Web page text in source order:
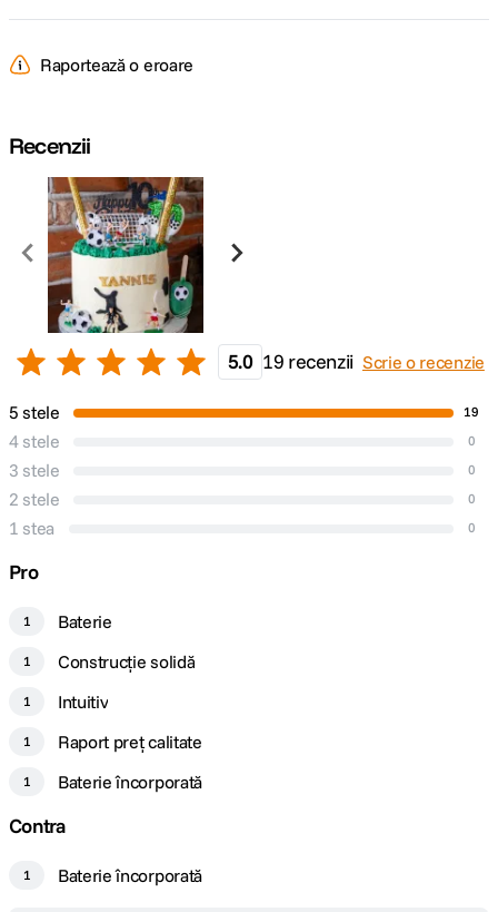
CAP BLIT SI AJUSTARI:
Cap bounce -7 ~ +120°
COMPATIBILITATE SI CONTROL:
Compatibilitate Canon
DETALII PRODUCATOR
Raportează o eroare
Recenzii
5.0 19 recenzii Scrie o recenzie
5 stele 19
4 stele 0
3 stele 0
2 stele 0
1 stea 0
Pro
1 Baterie
1 Construcție solidă
1 Intuitiv
1 Raport preț calitate
1 Baterie încorporată
Contra
1 Baterie încorporată